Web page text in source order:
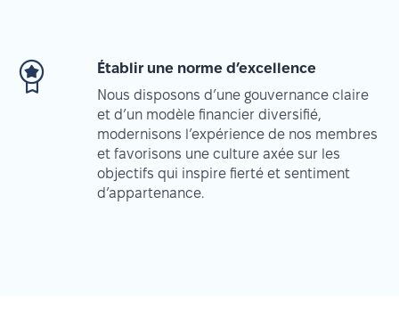
Établir une norme d’excellence
Nous disposons d’une gouvernance claire
et d’un modèle financier diversifié,
modernisons l’expérience de nos membres
et favorisons une culture axée sur les
objectifs qui inspire fierté et sentiment
d’appartenance.